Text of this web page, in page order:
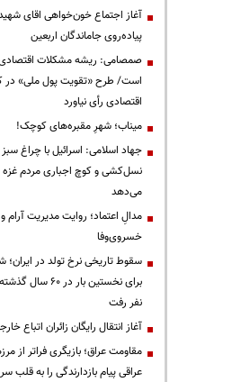
آغاز اجتماع خون‌خواهی اقای شهید
پیاده‌روی جاماندگان اربعین
صمصامی: ریشه مشکلات اقتصادی،
است/ طرح «تقویت پول ملی» در
اقتصادی رأی نیاورد
میناب؛ شهرِ مقبره‌های کوچک!
جهاد اسلامی: اسرائیل با چراغ سبز
نسل‌کشی و کوچ اجباری مردم غزه
می‌دهد
مدالِ اعتماد؛ روایت مدیریت آرام
خسروی‌وفا
سقوط تاریخی نرخ تولد در ایران؛
نفر رفت
آغاز انتقال رایگان زائران اتباع
مقاومت عراق؛ بازیگری فراتر از
عراقی پیام بازدارندگی را به قلب